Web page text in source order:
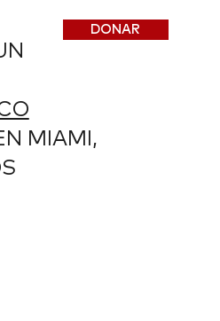
MIAMI,
DONAR